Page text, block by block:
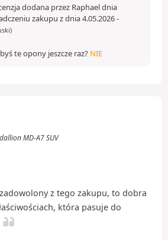
dodana przez Raphael dnia
zakupu z dnia 4.05.2026-
te opony jeszcze raz? NIE
MD-A7 SUV
z tego zakupu, to dobra
która pasuje do